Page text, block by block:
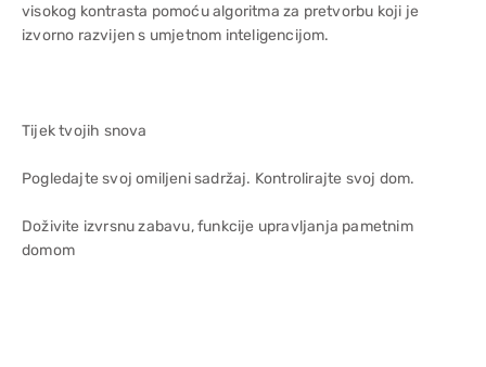
visokog kontrasta pomoću algoritma za pretvorbu koji je
izvorno razvijen s umjetnom inteligencijom.
Tijek tvojih snova
Pogledajte svoj omiljeni sadržaj. Kontrolirajte svoj dom.
Doživite izvrsnu zabavu, funkcije upravljanja pametnim
domom